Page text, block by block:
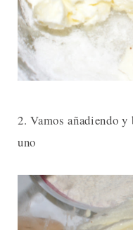
2. Vamos añadiendo
uno